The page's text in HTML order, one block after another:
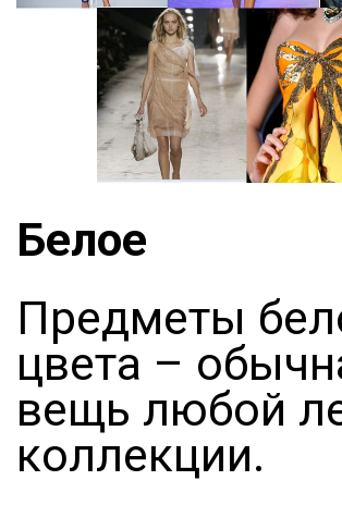
Белое
Предметы
цвета –
вещь любой
коллекции.